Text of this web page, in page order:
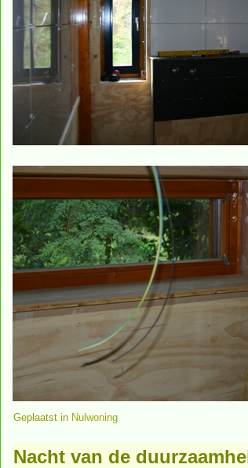
Geplaatst in Nulwoning
Nacht van de